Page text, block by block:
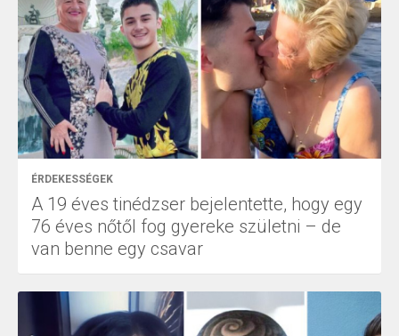
ÉRDEKESSÉGEK
A 19 éves tinédzser bejelentette, hogy egy
76 éves nőtől fog gyereke születni – de
van benne egy csavar